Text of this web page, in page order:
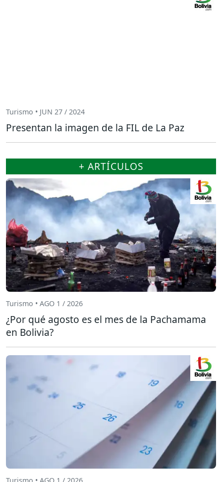
Turismo • JUN 27 / 2024
Presentan la imagen de la FIL de La Paz
+ ARTÍCULOS
Turismo • AGO 1 / 2026
¿Por qué agosto es el mes de la Pachamama
en Bolivia?